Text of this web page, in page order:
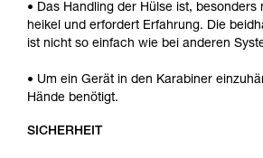
• Das Handling der Hülse ist, besonders
heikel und erfordert Erfahrung. Die
ist nicht so einfach wie bei anderen
• Um ein Gerät in den Karabiner
Hände benötigt.
SICHERHEIT